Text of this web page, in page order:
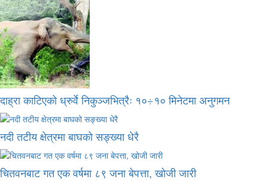
दाह्रा काटिएको ध्रुर्वे निकुञ्जभित्रैः १०÷१० मिनेटमा अनुगमन
नदी तटीय क्षेत्रमा बाघको सङ्ख्या धेरै
चितवनबाट गत एक वर्षमा ८९ जना बेपत्ता, खोजी जारी